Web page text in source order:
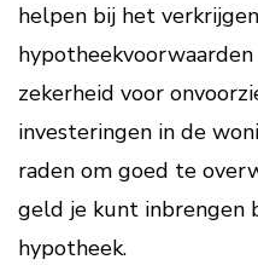
helpen bij het
zekerheid voor
investeringen in de
raden om goed te
geld je kunt inbrengen
hypotheek.